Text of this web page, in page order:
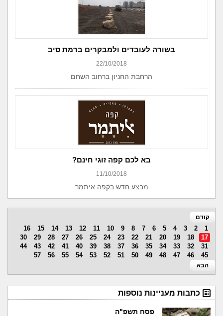
בשורה לעובדים ולמבקרים ברמת סיב
22/10/2018
הרחבת החניון ברחוב השחם
בא לכם קפה זוגי חינם?
11/10/2018
מבצע חדש בקפה איתמר
קודם
1
2
3
4
5
6
7
8
9
10
11
12
13
14
15
16
17
18
19
20
21
22
23
24
25
26
27
28
29
30
31
32
33
34
35
36
37
38
39
40
41
42
43
44
45
46
47
48
49
50
51
52
53
54
55
56
57
הבא
כתבות מעניינות נוספות
פסח תשפ"ה